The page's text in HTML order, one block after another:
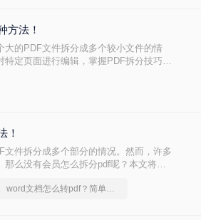
方法！
的PDF文件拆分成多个较小文件的情
定页面进行编辑，掌握PDF拆分技巧是
！
件拆分成多个部分的情况。然而，许多
么没有会员怎么拆分pdf呢？本文将介
word文档怎么转pdf？简单易学的方法